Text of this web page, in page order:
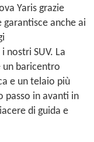
Yaris grazie
anche ai
nostri SUV. La
un baricentro
e un telaio più
passo in avanti in
di guida e